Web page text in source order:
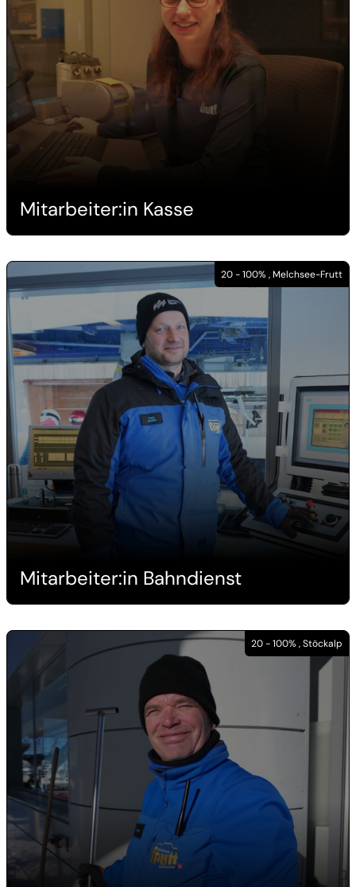
Mitarbeiter:in Kasse
20 - 100% , Melchsee-Frutt
Mitarbeiter:in Bahndienst
20 - 100% , Stöckalp